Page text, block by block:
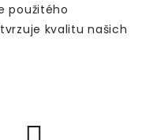
použitého
kvalitu našich